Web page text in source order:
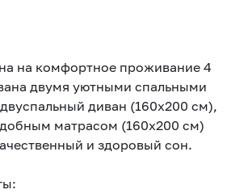
на комфортное проживание 4
двумя уютными спальными
диван (160x200 см),
матрасом (160x200 см)
и здоровый сон.